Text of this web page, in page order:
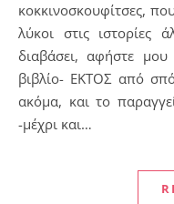
κοκκινοσκουφίτσες,
λύκοι στις ιστορίες
διαβάσει, αφήστε
βιβλίο- ΕΚΤΟΣ από
ακόμα, και το
-μέχρι και…